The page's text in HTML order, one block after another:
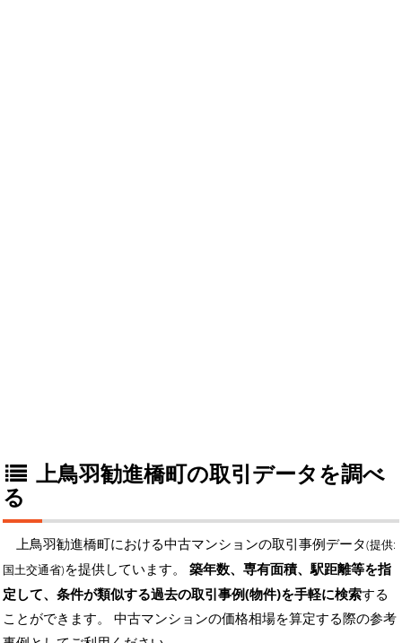
上鳥羽勧進橋町の取引データを調べ
る
上鳥羽勧進橋町における中古マンションの取引事例データ(提供:
国土交通省)を提供しています。 築年数、専有面積、駅距離等を指
定して、条件が類似する過去の取引事例(物件)を手軽に検索する
ことができます。 中古マンションの価格相場を算定する際の参考